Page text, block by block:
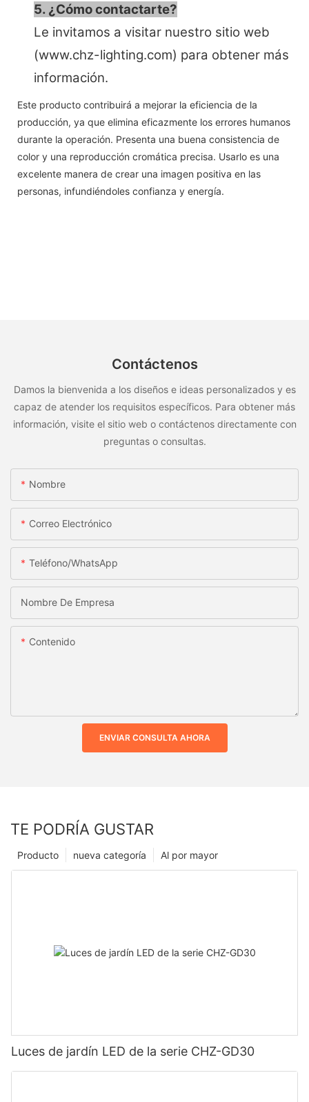
5. ¿Cómo contactarte?
Le invitamos a visitar nuestro sitio web
(www.chz-lighting.com) para obtener más
información.
Este producto contribuirá a mejorar la eficiencia de la
producción, ya que elimina eficazmente los errores humanos
durante la operación. Presenta una buena consistencia de
color y una reproducción cromática precisa. Usarlo es una
excelente manera de crear una imagen positiva en las
personas, infundiéndoles confianza y energía.
Contáctenos
Damos la bienvenida a los diseños e ideas personalizados y es
capaz de atender los requisitos específicos. Para obtener más
información, visite el sitio web o contáctenos directamente con
preguntas o consultas.
Nombre
Correo Electrónico
Teléfono/WhatsApp
Nombre De Empresa
Contenido
ENVIAR CONSULTA AHORA
TE PODRÍA GUSTAR
Al por mayor
nueva categoría
Producto
Luces de jardín LED de la serie CHZ-GD30